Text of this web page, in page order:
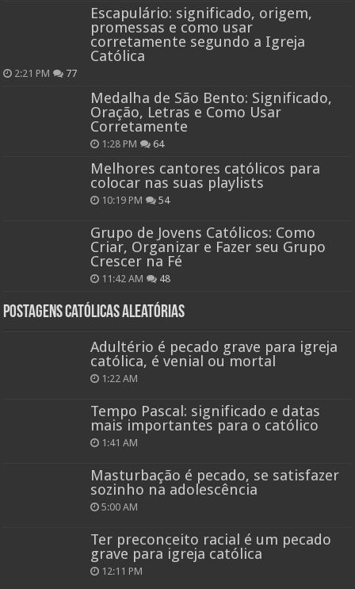
Escapulário: significado, origem,
promessas e como usar
corretamente segundo a Igreja
Católica
2:21 PM 77
Medalha de São Bento: Significado,
Oração, Letras e Como Usar
Corretamente
1:28 PM 64
Melhores cantores católicos para
colocar nas suas playlists
10:19 PM 54
Grupo de Jovens Católicos: Como
Criar, Organizar e Fazer seu Grupo
Crescer na Fé
11:42 AM 48
Postagens católicas aleatórias
Adultério é pecado grave para igreja
católica, é venial ou mortal
1:22 AM
Tempo Pascal: significado e datas
mais importantes para o católico
1:41 AM
Masturbação é pecado, se satisfazer
sozinho na adolescência
5:00 AM
Ter preconceito racial é um pecado
grave para igreja católica
12:11 PM